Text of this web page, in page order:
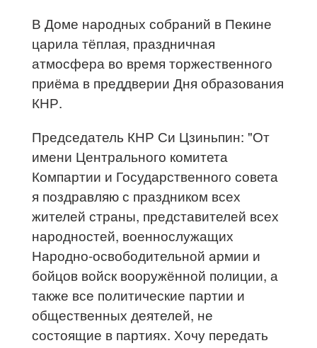
В Доме народных собраний в Пекине
царила тёплая, праздничная
атмосфера во время торжественного
приёма в преддверии Дня образования
КНР.
Председатель КНР Си Цзиньпин: "От
имени Центрального комитета
Компартии и Государственного совета
я поздравляю с праздником всех
жителей страны, представителей всех
народностей, военнослужащих
Народно-освободительной армии и
бойцов войск вооружённой полиции, а
также все политические партии и
общественных деятелей, не
состоящие в партиях. Хочу передать